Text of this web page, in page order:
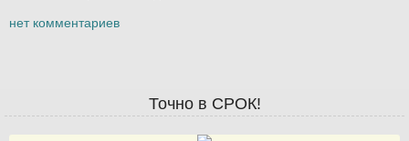
нет комментариев
Точно в СРОК!